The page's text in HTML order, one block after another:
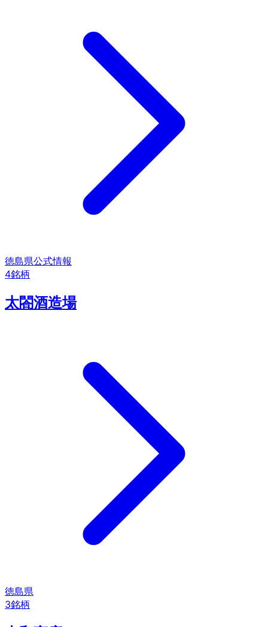
徳島県公式情報
4銘柄
太閤酒造場
徳島県
3銘柄